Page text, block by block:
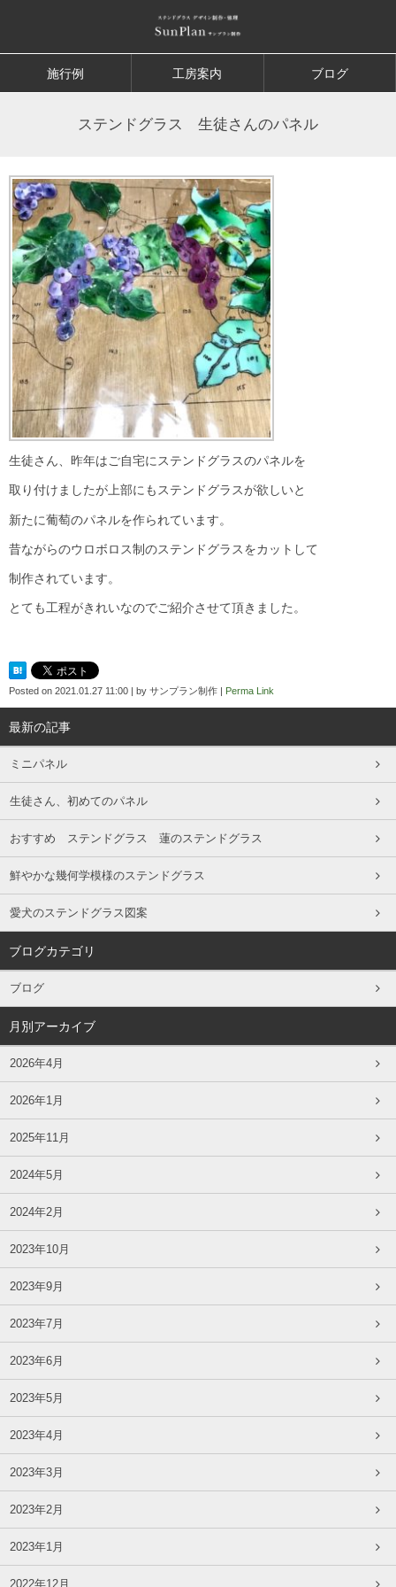
施行例 工房案内 ブログ
ステンドグラス 生徒さんのパネル
生徒さん、昨年はご自宅にステンドグラスのパネルを
取り付けましたが上部にもステンドグラスが欲しいと
新たに葡萄のパネルを作られています。
昔ながらのウロボロス制のステンドグラスをカットして
制作されています。
とても工程がきれいなのでご紹介させて頂きました。
Posted on 2021.01.27 11:00 | by サンプラン制作 | Perma Link
最新の記事
ミニパネル
生徒さん、初めてのパネル
おすすめ ステンドグラス 蓮のステンドグラス
鮮やかな幾何学模様のステンドグラス
愛犬のステンドグラス図案
ブログカテゴリ
ブログ
月別アーカイブ
2026年4月
2026年1月
2025年11月
2024年5月
2024年2月
2023年10月
2023年9月
2023年7月
2023年6月
2023年5月
2023年4月
2023年3月
2023年2月
2023年1月
2022年12月